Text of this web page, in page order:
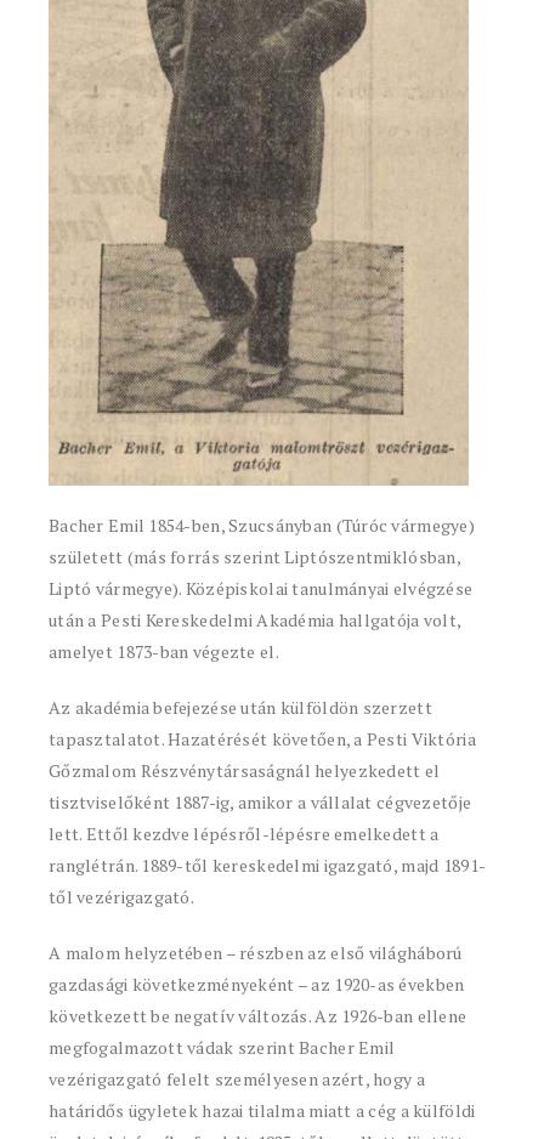
Bacher Emil 1854-ben, Szucsányban (Túróc vármegye)
született (más forrás szerint Liptószentmiklósban,
Liptó vármegye). Középiskolai tanulmányai elvégzése
után a Pesti Kereskedelmi Akadémia hallgatója volt,
amelyet 1873-ban végezte el.
Az akadémia befejezése után külföldön szerzett
tapasztalatot. Hazatérését követően, a Pesti Viktória
Gőzmalom Részvénytársaságnál helyezkedett el
tisztviselőként 1887-ig, amikor a vállalat cégvezetője
lett. Ettől kezdve lépésről-lépésre emelkedett a
ranglétrán. 1889-től kereskedelmi igazgató, majd 1891-
től vezérigazgató.
A malom helyzetében – részben az első világháború
gazdasági következményeként – az 1920-as években
következett be negatív változás. Az 1926-ban ellene
megfogalmazott vádak szerint Bacher Emil
vezérigazgató felelt személyesen azért, hogy a
határidős ügyletek hazai tilalma miatt a cég a külföldi